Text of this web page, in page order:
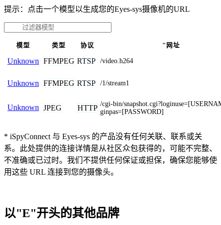
提示：点击一个模型以生成您的Eyes-sys摄像机的URL
模型 类型 协议 "网址
Unknown FFMPEG RTSP /video.h264
Unknown FFMPEG RTSP /1/stream1
Unknown JPEG HTTP /cgi-bin/
ginpas=[PASSWORD]
* iSpyConnect 与 Eyes-sys 的产品没有任何关联、联系或关
系。此处提供的连接详情是从社区众包获得的，可能不完整、
不准确或已过时。我们不提供任何保证或担保，确保您能够使
用这些 URL 连接到您的摄像头。
以"E"开头的其他品牌